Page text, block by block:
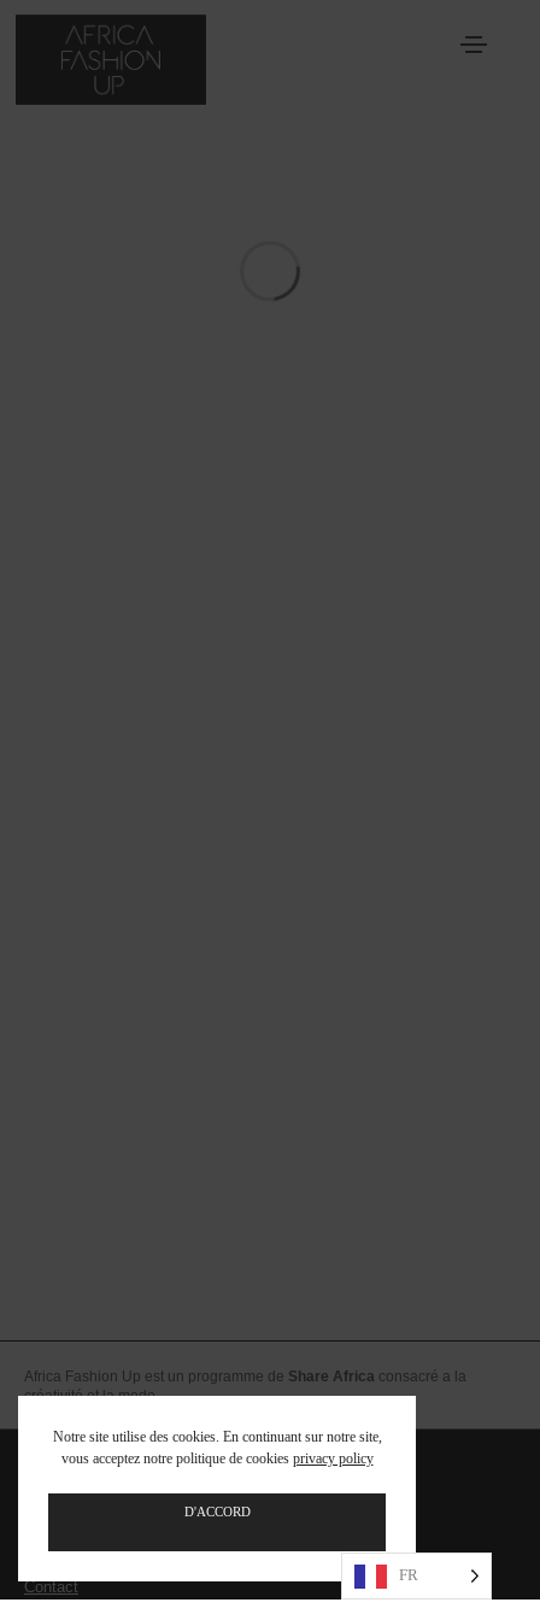
Africa Fashion Up est un programme de Share Africa consacré a la
créativité et la mode
Equipe
FAQ – Foire aux Questions
Contact
Notre site utilise des cookies. En continuant sur notre site,
vous acceptez notre politique de cookies privacy policy
D'ACCORD
FR